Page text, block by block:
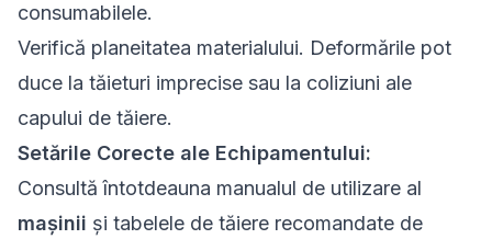
consumabilele.
Verifică planeitatea materialului. Deformările pot
duce la tăieturi imprecise sau la coliziuni ale
capului de tăiere.
Setările Corecte ale Echipamentului:
Consultă întotdeauna manualul de utilizare al
mașinii și tabelele de tăiere recomandate de